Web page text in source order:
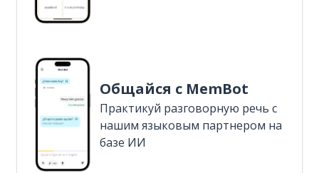
Общайся с MemBot
Практикуй разговорную речь с
нашим языковым партнером на
базе ИИ